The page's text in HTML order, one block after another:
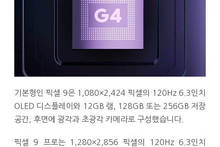
기본형인 픽셀 9은 1,080×2,424 픽셀의 120Hz 6.3인치
OLED 디스플레이와 12GB 램, 128GB 또는 256GB 저장
공간, 후면에 광각과 초광각 카메라로 구성했습니다.
픽셀 9 프로는 1,280×2,856 픽셀의 120Hz 6.3인치